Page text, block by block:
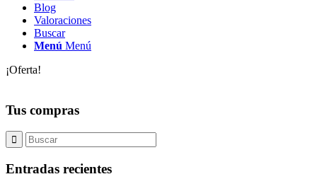
Blog
Valoraciones
Buscar
Menú Menú
¡Oferta!
Tus compras
Entradas recientes